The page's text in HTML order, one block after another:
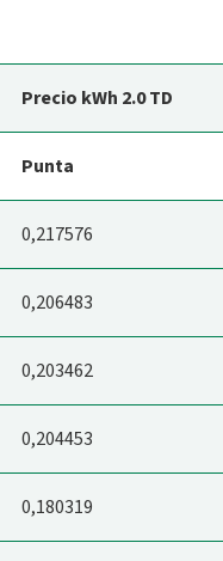
Precio kWh 2.0 TD
Punta
0,217576
0,206483
0,203462
0,204453
0,180319